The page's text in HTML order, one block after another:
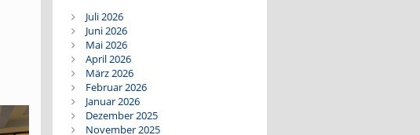
Juli 2026
Juni 2026
Mai 2026
April 2026
März 2026
Februar 2026
Januar 2026
Dezember 2025
November 2025